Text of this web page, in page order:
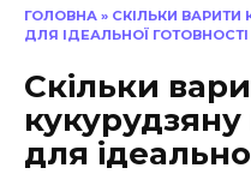
ГОЛОВНА » СКІЛЬКИ
ДЛЯ ІДЕАЛЬНОЇ ГОТОВНОСТІ
Скільки
для